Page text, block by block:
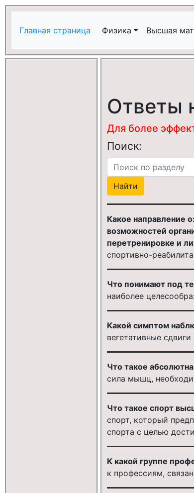
Главная страница Физика Высшая
Ответы
Для более
Поиск:
Какое направление
возможностей
перетренировке и
спортивно-
Что понимают под
наиболее
Какой симптом
вегетативные сдвиги
Что такое
сила мышц,
Что такое спорт
спорт, который
спорта с целью
К какой группе
к профессиям,